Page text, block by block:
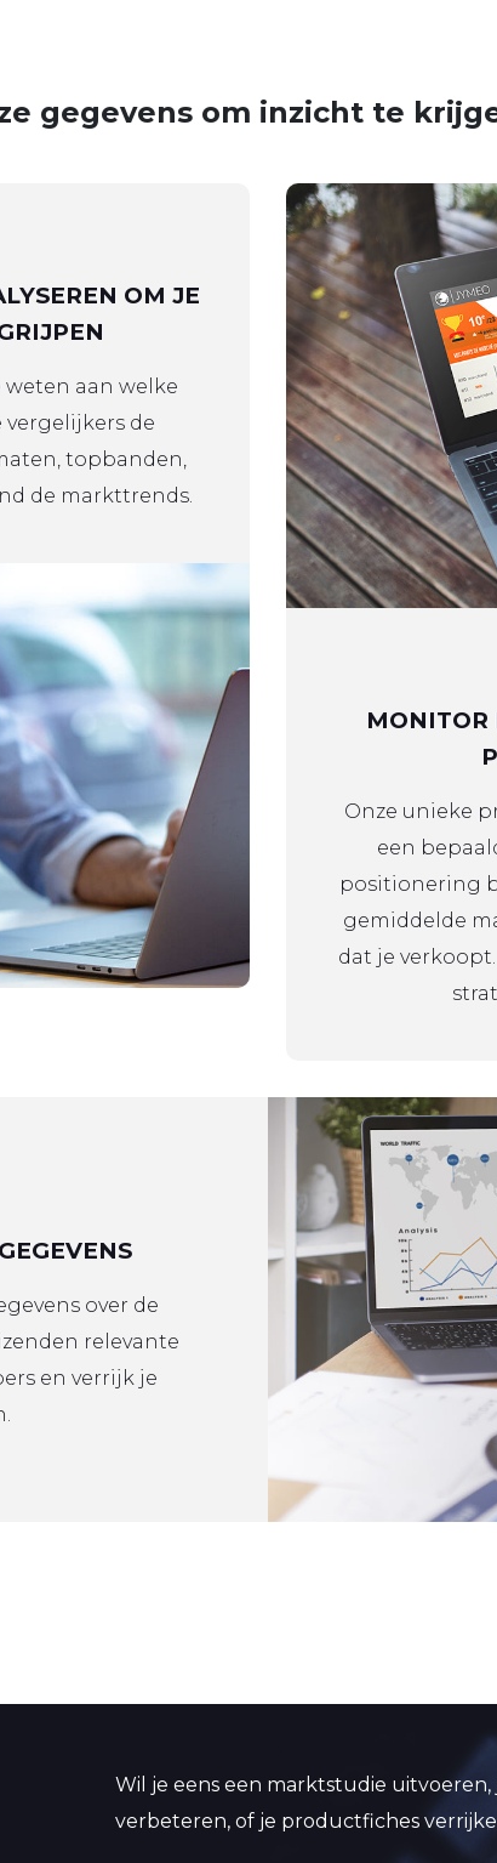
gegevens om inzicht te
OM JE
aan welke
vergelijkers de
topbanden,
de markttrends.
MONITOR
Onze unieke
een
positionering
gemiddelde
dat je
over de
relevante
en verrijk je
Wil je eens een marktstudie uitvoeren,
verbeteren, of je productfiches